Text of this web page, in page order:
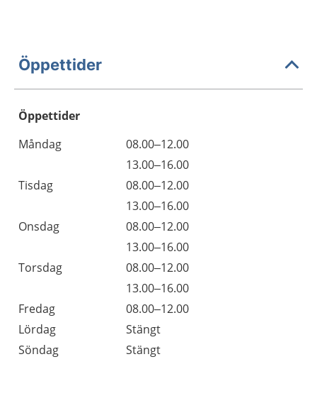
Öppettider
Öppettider
Dag
Öppettider
Kommentarer
Måndag
08.00–12.00
13.00–16.00
Tisdag
08.00–12.00
13.00–16.00
Onsdag
08.00–12.00
13.00–16.00
Torsdag
08.00–12.00
13.00–16.00
Fredag
08.00–12.00
Lördag
Stängt
Söndag
Stängt